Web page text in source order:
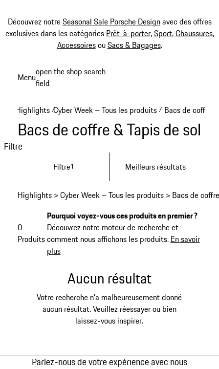
Découvrez notreSeasonal Sale Porsche Designavec des offres
exclusives dans les catégories Prêt-à-porter,Sport,Chaussures,
AccessoiresouSacs & Bagages.
Menuopen the shop search
field
Highlights /Cyber Week – Tous les produits / Bacs de coffre
Bacs de coffre & Tapis de sol
Filtre
Filtre1 Meilleurs résultats
Highlights > Cyber Week – Tous les produits > Bacs de
0
Produits
Pourquoi voyez-vous ces produits en premier ?
Découvrez notre moteur de recherche et
comment nous affichons les produits. En savoir
plus
Aucun résultat
Votre recherche n'a malheureusement donné
aucun résultat. Veuillez réessayer ou bien
laissez-vous inspirer.
Parlez-nous de votre expérience avec nous